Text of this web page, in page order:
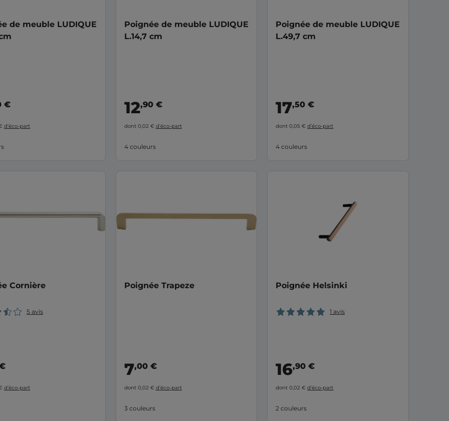
de meuble LUDIQUE
€
d’éco-part
Poignée de meuble LUDIQUE
L.14,7 cm
12,90 €
dont 0,02 € d’éco-part
4 couleurs
Poignée de meuble LUDIQUE
L.49,7 cm
17,50 €
dont 0,05 €d’éco-part
4 couleurs
Cornière
5 avis
d’éco-part
Poignée Trapeze
7,00 €
dont 0,02 € d’éco-part
3 couleurs
Poignée Helsinki
1 avis
16,90 €
dont 0,02 €d’éco-part
2 couleurs